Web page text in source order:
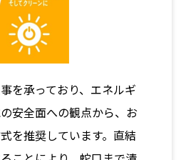
を承っており、エネルギ
安全面への観点から、お
を推奨しています。直結